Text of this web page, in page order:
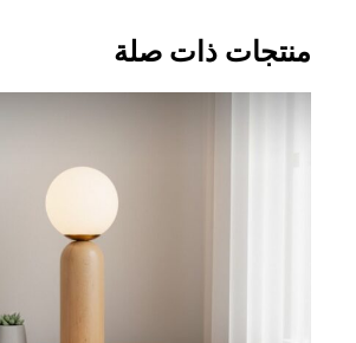
منتجات ذات صلة